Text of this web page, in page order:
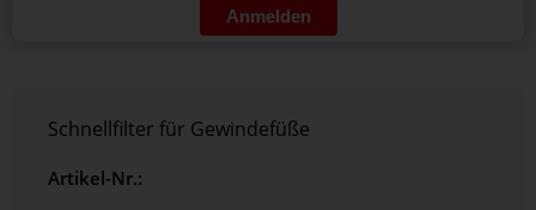
Anmelden
Schnellfilter für Gewindefüße
Artikel-Nr.: